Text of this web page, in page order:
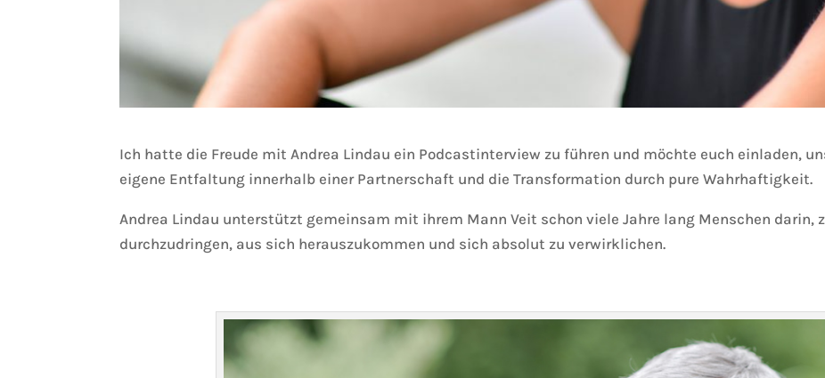
Ich hatte die Freude mit Andrea Lindau ein Podcastinterview zu führen und möchte euch einladen,
eigene Entfaltung innerhalb einer Partnerschaft und die Transformation durch pure Wahrhaftigkeit.
Andrea Lindau unterstützt gemeinsam mit ihrem Mann Veit schon viele Jahre lang Menschen darin,
durchzudringen, aus sich herauszukommen und sich absolut zu verwirklichen.